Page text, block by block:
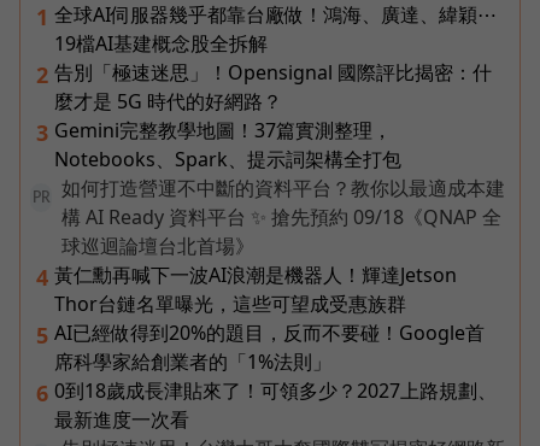
1 全球AI伺服器幾乎都靠台廠做！鴻海、廣達、緯穎⋯
19檔AI基建概念股全拆解
2 告別「極速迷思」！Opensignal 國際評比揭密：什
麼才是 5G 時代的好網路？
3 Gemini完整教學地圖！37篇實測整理，
Notebooks、Spark、提示詞架構全打包
PR
如何打造營運不中斷的資料平台？教你以最適成本建
構 AI Ready 資料平台 ✨ 搶先預約 09/18《QNAP 全
球巡迴論壇台北首場》
4 黃仁勳再喊下一波AI浪潮是機器人！輝達Jetson
Thor台鏈名單曝光，這些可望成受惠族群
5 AI已經做得到20%的題目，反而不要碰！Google首
席科學家給創業者的「1%法則」
6 0到18歲成長津貼來了！可領多少？2027上路規劃、
最新進度一次看